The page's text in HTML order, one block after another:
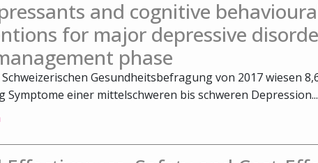
and cognitive
for major depressive
phase
Schweizerischen Gesundheitsbefragung von 2017 wiesen
Symptome einer mittelschweren bis schweren Depression...